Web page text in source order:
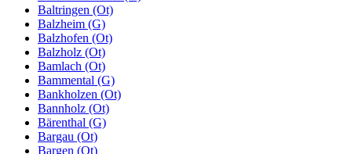
Baltringen (Ot)
Balzheim (G)
Balzhofen (Ot)
Balzholz (Ot)
Bamlach (Ot)
Bammental (G)
Bankholzen (Ot)
Bannholz (Ot)
Bärenthal (G)
Bargau (Ot)
Bargen (Ot)